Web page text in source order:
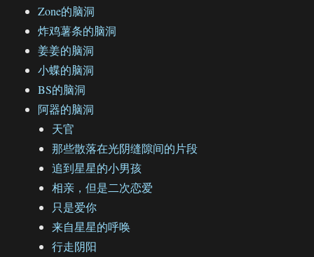
Zone的脑洞
炸鸡薯条的脑洞
姜姜的脑洞
小蝶的脑洞
BS的脑洞
阿器的脑洞
天官
那些散落在光阴缝隙间的片段
追到星星的小男孩
相亲，但是二次恋爱
只是爱你
来自星星的呼唤
行走阴阳